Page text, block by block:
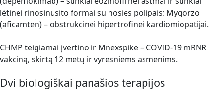
lėtinei rinosinusito formai su nosies polipais; Myqorzo
(aficamten) – obstrukcinei hipertrofinei kardiomiopatijai.
CHMP teigiamai įvertino ir Mnexspike – COVID-19 mRNR
vakciną, skirtą 12 metų ir vyresniems asmenims.
Dvi biologiškai panašios terapijos